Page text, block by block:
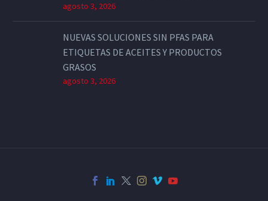
agosto 3, 2026
NUEVAS SOLUCIONES SIN PFAS PARA
ETIQUETAS DE ACEITES Y PRODUCTOS
GRASOS
agosto 3, 2026